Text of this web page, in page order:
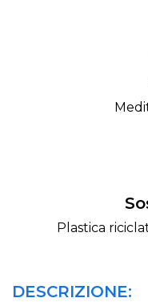
Plastica
DESCRIZIONE: